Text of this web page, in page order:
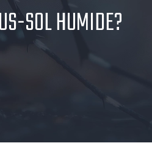
SOL HUMIDE?